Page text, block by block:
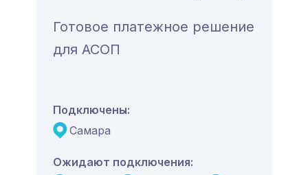
Готовое платежное решение
для АСОП
Подключены:
Самара
Ожидают подключения: